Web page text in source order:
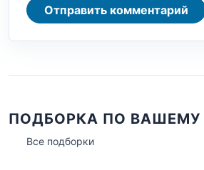
Отправить комментарий
ПОДБОРКА ПО ВАШЕМУ
Все подборки